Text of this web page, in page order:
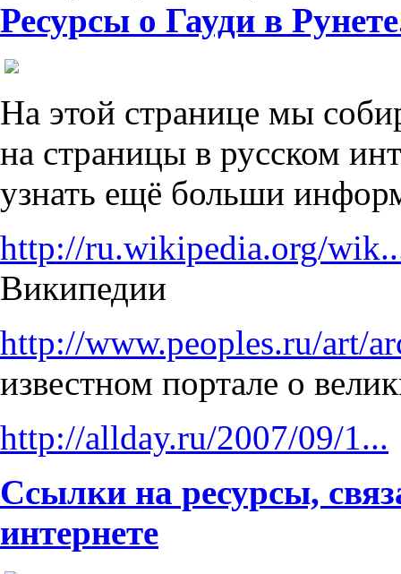
Ресурсы о Гауди в
На этой странице мы
на страницы в русском
узнать ещё больши
http://ru.wikipedia.org/
Википедии
http://www.peoples.ru/art/
известном портале о
http://allday.ru/2007/09/1...
Ссылки на ресурсы,
интернете